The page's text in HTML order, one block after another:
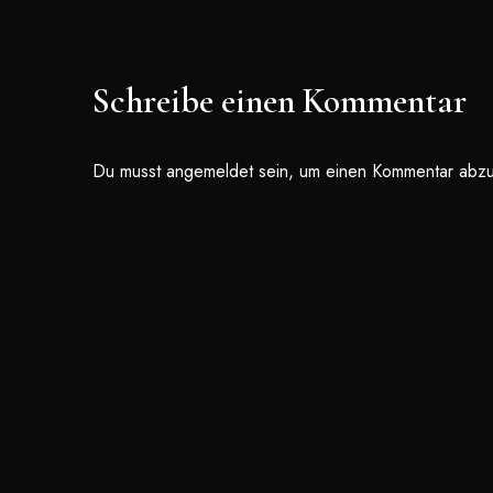
Schreibe einen Kommentar
Du musstangemeldetsein, um einen Kommentar